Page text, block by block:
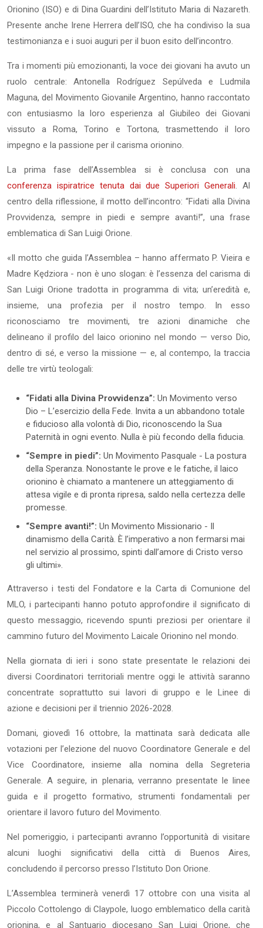
Orionino (ISO) e di Dina Guardini dell’Istituto Maria di Nazareth.
Presente anche Irene Herrera dell’ISO, che ha condiviso la sua
testimonianza e i suoi auguri per il buon esito dell’incontro.
Tra i momenti più emozionanti, la voce dei giovani ha avuto un
ruolo centrale: Antonella Rodríguez Sepúlveda e Ludmila
Maguna, del Movimento Giovanile Argentino, hanno raccontato
con entusiasmo la loro esperienza al Giubileo dei Giovani
vissuto a Roma, Torino e Tortona, trasmettendo il loro
impegno e la passione per il carisma orionino.
La prima fase dell’Assemblea si è conclusa con una
conferenza ispiratrice tenuta dai due Superiori Generali. Al
centro della riflessione, il motto dell’incontro: “Fidati alla Divina
Provvidenza, sempre in piedi e sempre avanti!”, una frase
emblematica di San Luigi Orione.
«Il motto che guida l’Assemblea – hanno affermato P. Vieira e
Madre Kędziora - non è uno slogan: è l’essenza del carisma di
San Luigi Orione tradotta in programma di vita; un’eredità e,
insieme, una profezia per il nostro tempo. In esso
riconosciamo tre movimenti, tre azioni dinamiche che
delineano il profilo del laico orionino nel mondo — verso Dio,
dentro di sé, e verso la missione — e, al contempo, la traccia
delle tre virtù teologali:
“Fidati alla Divina Provvidenza”: Un Movimento verso
Dio – L’esercizio della Fede. Invita a un abbandono totale
e fiducioso alla volontà di Dio, riconoscendo la Sua
Paternità in ogni evento. Nulla è più fecondo della fiducia.
“Sempre in piedi”: Un Movimento Pasquale - La postura
della Speranza. Nonostante le prove e le fatiche, il laico
orionino è chiamato a mantenere un atteggiamento di
attesa vigile e di pronta ripresa, saldo nella certezza delle
promesse.
“Sempre avanti!”: Un Movimento Missionario - Il
dinamismo della Carità. È l’imperativo a non fermarsi mai
nel servizio al prossimo, spinti dall’amore di Cristo verso
gli ultimi».
Attraverso i testi del Fondatore e la Carta di Comunione del
MLO, i partecipanti hanno potuto approfondire il significato di
questo messaggio, ricevendo spunti preziosi per orientare il
cammino futuro del Movimento Laicale Orionino nel mondo.
Nella giornata di ieri i sono state presentate le relazioni dei
diversi Coordinatori territoriali mentre oggi le attività saranno
concentrate soprattutto sui lavori di gruppo e le Linee di
azione e decisioni per il triennio 2026-2028.
Domani, giovedì 16 ottobre, la mattinata sarà dedicata alle
votazioni per l’elezione del nuovo Coordinatore Generale e del
Vice Coordinatore, insieme alla nomina della Segreteria
Generale. A seguire, in plenaria, verranno presentate le linee
guida e il progetto formativo, strumenti fondamentali per
orientare il lavoro futuro del Movimento.
Nel pomeriggio, i partecipanti avranno l’opportunità di visitare
alcuni luoghi significativi della città di Buenos Aires,
concludendo il percorso presso l’Istituto Don Orione.
L’Assemblea terminerà venerdì 17 ottobre con una visita al
Piccolo Cottolengo di Claypole, luogo emblematico della carità
orionina, e al Santuario diocesano San Luigi Orione, che